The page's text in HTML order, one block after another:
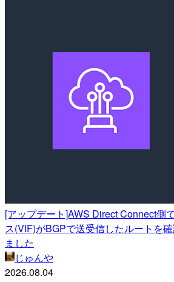
[アップデート]AWS Direct Connect側
ス(VIF)がBGPで送受信したルートを
ました
じゅんや
2026.08.04